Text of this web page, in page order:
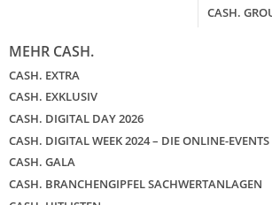
CASH.
MEHR CASH.
CASH. EXTRA
CASH. EXKLUSIV
CASH. DIGITAL DAY 2026
CASH. DIGITAL WEEK 2024 – DIE ONLINE-
CASH. GALA
CASH. BRANCHENGIPFEL SACHWERTANLAGEN